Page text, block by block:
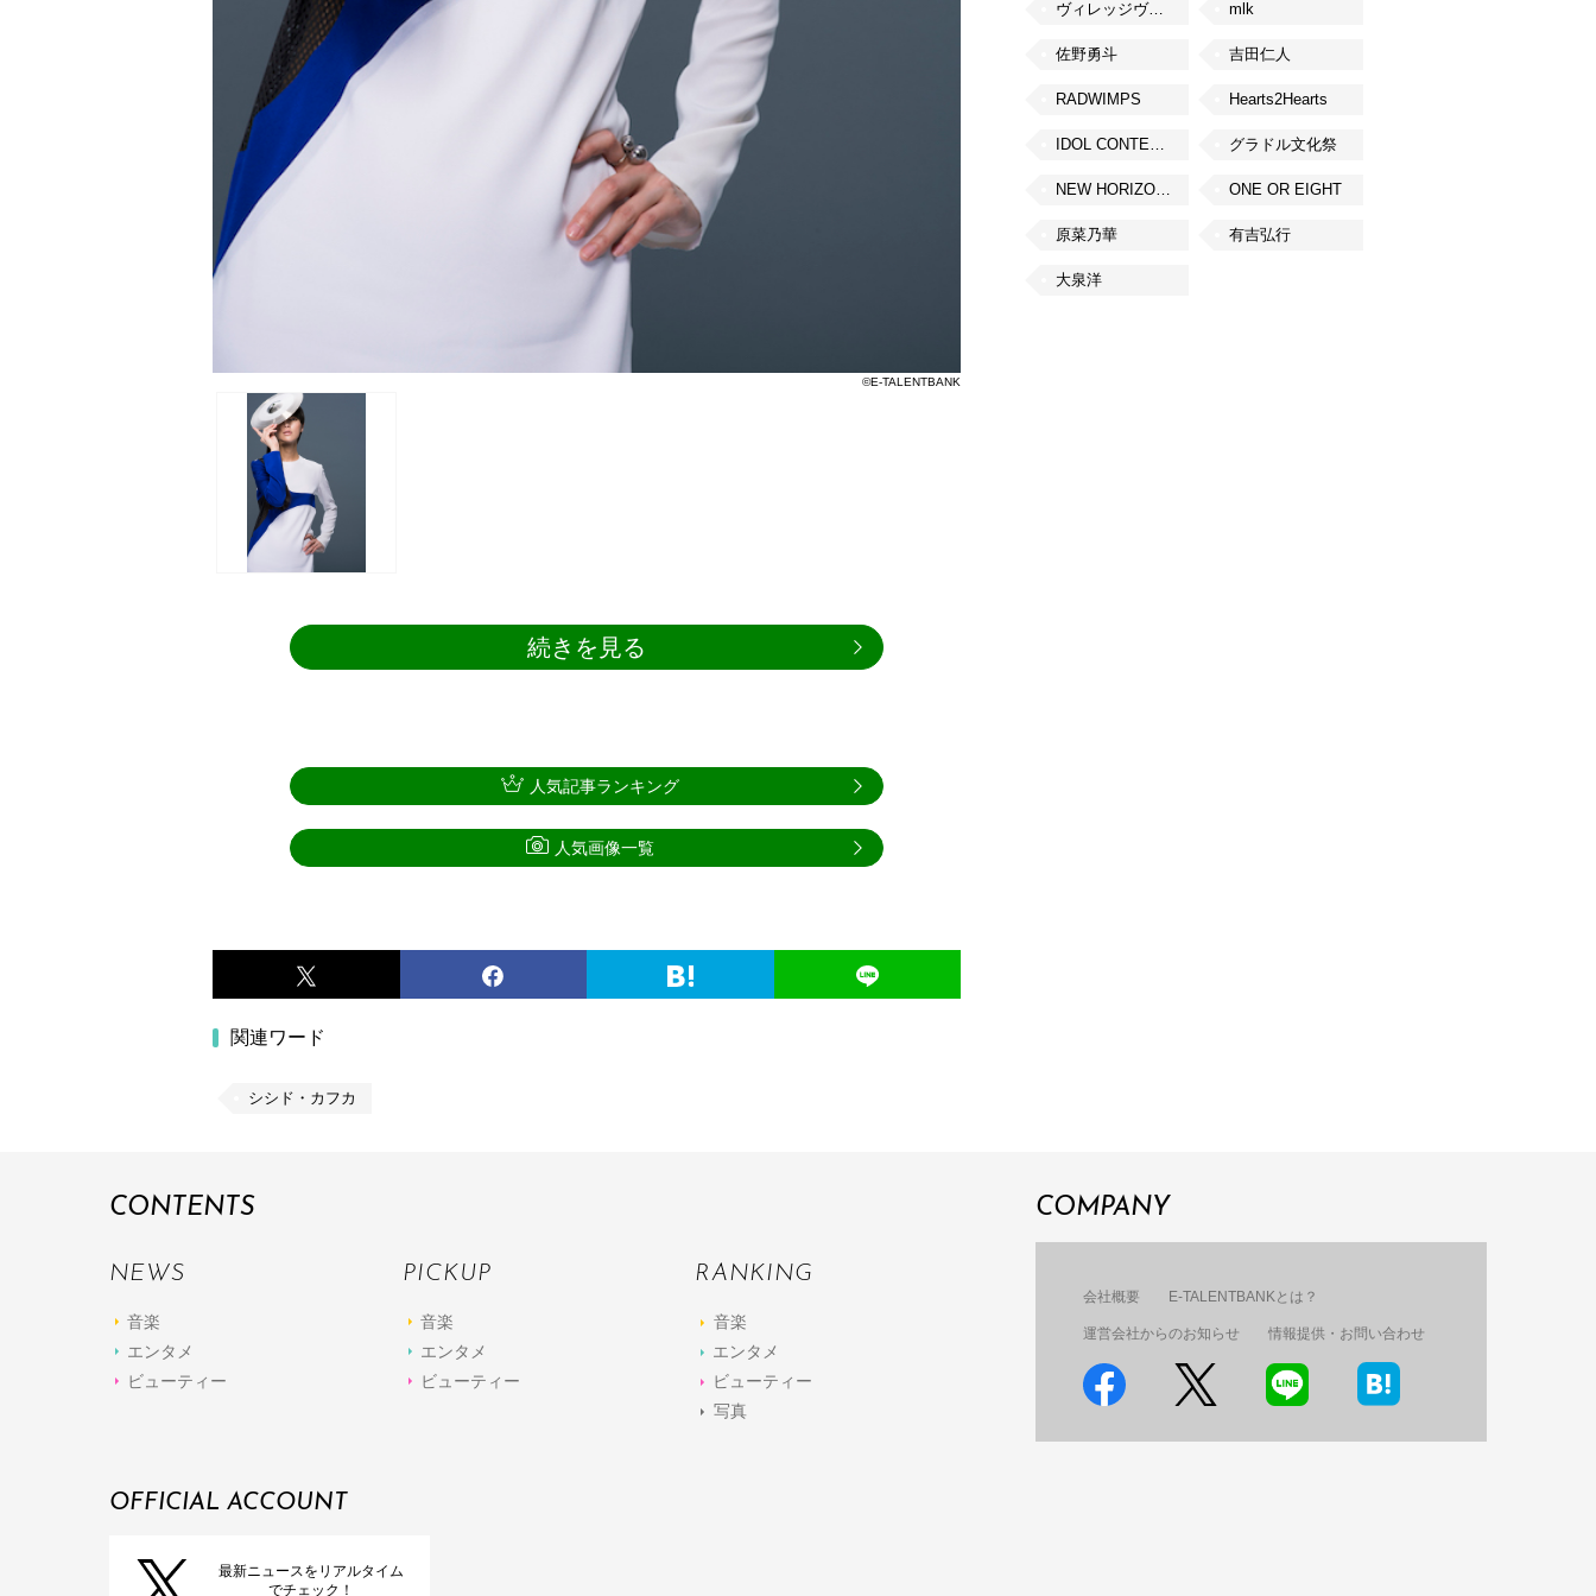
©E-TALENTBANK
続きを見る
関連ワード
シシド・カフカ
人気記事ランキング
人気画像一覧
ヴィレッジヴァンガード mlk
佐野勇斗 吉田仁人
RADWIMPS Hearts2Hearts
IDOL CONTENT EXPO グラドル文化祭
NEW HORIZON FEST ONE OR EIGHT
原菜乃華 有吉弘行
大泉洋
CONTENTS
NEWS
音楽
エンタメ
ビューティー
PICKUP
音楽
エンタメ
ビューティー
RANKING
音楽
エンタメ
ビューティー
写真
COMPANY
会社概要 E-TALENTBANKとは？
運営会社からのお知らせ 情報提供・お問い合わせ
OFFICIAL ACCOUNT
最新ニュースをリアルタイム
でチェック！